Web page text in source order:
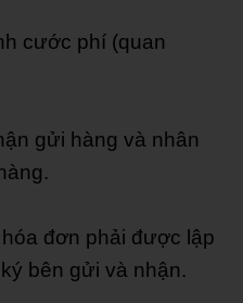
cước phí (quan
gửi hàng và nhân
đơn phải được lập
bên gửi và nhận.